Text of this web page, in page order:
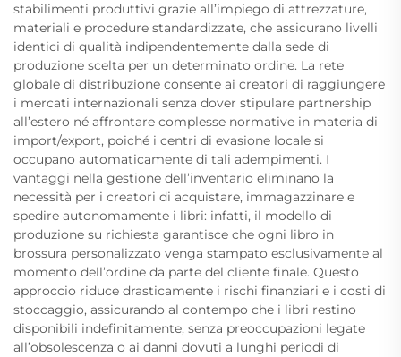
stabilimenti produttivi grazie all’impiego di attrezzature,
materiali e procedure standardizzate, che assicurano livelli
identici di qualità indipendentemente dalla sede di
produzione scelta per un determinato ordine. La rete
globale di distribuzione consente ai creatori di raggiungere
i mercati internazionali senza dover stipulare partnership
all’estero né affrontare complesse normative in materia di
import/export, poiché i centri di evasione locale si
occupano automaticamente di tali adempimenti. I
vantaggi nella gestione dell’inventario eliminano la
necessità per i creatori di acquistare, immagazzinare e
spedire autonomamente i libri: infatti, il modello di
produzione su richiesta garantisce che ogni libro in
brossura personalizzato venga stampato esclusivamente al
momento dell’ordine da parte del cliente finale. Questo
approccio riduce drasticamente i rischi finanziari e i costi di
stoccaggio, assicurando al contempo che i libri restino
disponibili indefinitamente, senza preoccupazioni legate
all’obsolescenza o ai danni dovuti a lunghi periodi di